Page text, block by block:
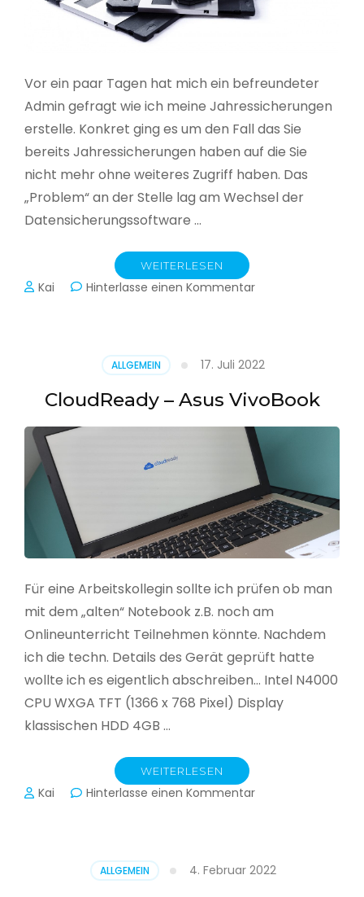
Vor ein paar Tagen hat mich ein befreundeter
Admin gefragt wie ich meine Jahressicherungen
erstelle. Konkret ging es um den Fall das Sie
bereits Jahressicherungen haben auf die Sie
nicht mehr ohne weiteres Zugriff haben. Das
„Problem“ an der Stelle lag am Wechsel der
Datensicherungssoftware …
WEITERLESEN
Kai Hinterlasse einen Kommentarzu
Jahressicherung
ALLGEMEIN 17. Juli 2022
CloudReady – Asus VivoBook
Für eine Arbeitskollegin sollte ich prüfen ob man
mit dem „alten“ Notebook z.B. noch am
Onlineunterricht Teilnehmen könnte. Nachdem
ich die techn. Details des Gerät geprüft hatte
wollte ich es eigentlich abschreiben… Intel N4000
CPU WXGA TFT (1366 x 768 Pixel) Display
klassischen HDD 4GB …
WEITERLESEN
Kai Hinterlasse einen Kommentarzu
ALLGEMEIN 4. Februar 2022